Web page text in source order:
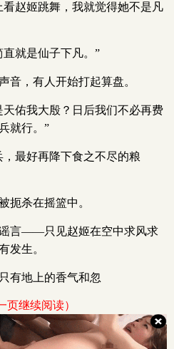
赵姬跳舞，我就觉得她不是凡
就是仙子下凡。”
音，有人开始打起算盘。
佑我大殷？日后我们不必再费
就行。”
最好再降下食之不尽的粮
扼杀在摇篮中。
言——只见赵姬在空中求风求
发生。
有地上的香气和忽
继续阅读）